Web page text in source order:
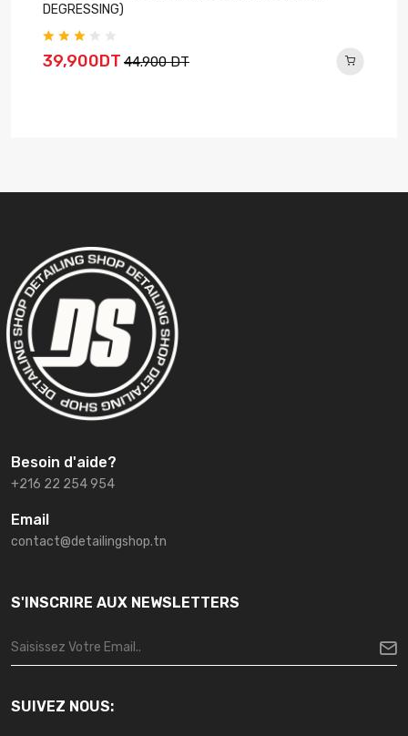
DEGRESSING)
39,900DT 44.900 DT
Besoin d'aide?
+216 22 254 954
Email
contact@detailingshop.tn
S'INSCRIRE AUX NEWSLETTERS
SUIVEZ NOUS: